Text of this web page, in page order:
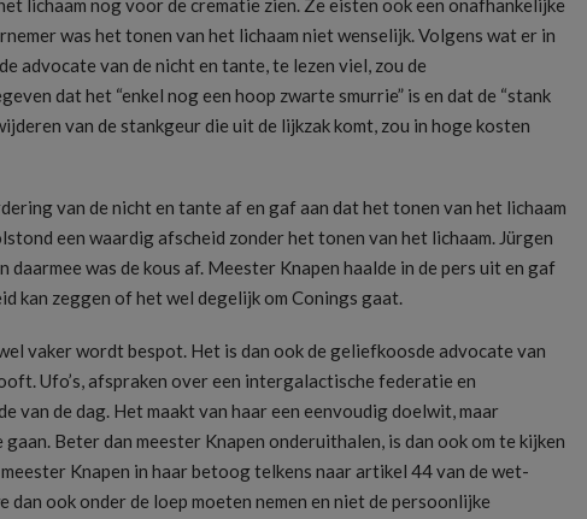
lichaam nog voor de crematie zien. Ze eisten ook een onafhankelijke
was het tonen van het lichaam niet wenselijk. Volgens wat er in
advocate van de nicht en tante, te lezen viel, zou de
dat het “enkel nog een hoop zwarte smurrie” is en dat de “stank
van de stankgeur die uit de lijkzak komt, zou in hoge kosten
van de nicht en tante af en gaf aan dat het tonen van het lichaam
een waardig afscheid zonder het tonen van het lichaam. Jürgen
daarmee was de kous af. Meester Knapen haalde in de pers uit en gaf
kan zeggen of het wel degelijk om Conings gaat.
vaker wordt bespot. Het is dan ook de geliefkoosde advocate van
Ufo’s, afspraken over een intergalactische federatie en
van de dag. Het maakt van haar een eenvoudig doelwit, maar
Beter dan meester Knapen onderuithalen, is dan ook om te kijken
Knapen in haar betoog telkens naar artikel 44 van de wet-
dan ook onder de loep moeten nemen en niet de persoonlijke